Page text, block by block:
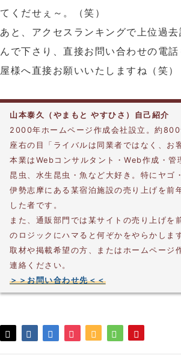
てくだせぇ～。（笑）
あと、アクセスランキングで上位過
んで下さり、直接お問い合わせの電
屋様へ直接お願いいたしますね（笑）
山本泰久（やまもと やすひさ）自己紹介
2000年ホームページ作成会社設立。約
座右の目「ライバルは同業者ではなく、お
本業はWebコンサルタント・Web作成・
昆虫、水生昆虫・魚など大好き。特にヤゴ
伊勢志摩にある某宿泊施設の売り上げを
した者です。
また、通販部門では某サイトの売り上げ
のロジックにハマると何ぞかをやらかしま
取材や掲載希望の方、またはホームページ
連絡ください。
＞＞お問い合わせ先＜＜